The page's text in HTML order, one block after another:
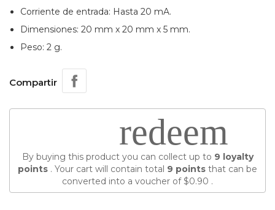
Corriente de entrada: Hasta 20 mA.
Dimensiones: 20 mm x 20 mm x 5 mm.
Peso: 2 g.
Compartir
redeem
By buying this product you can collect up to 9 loyalty
points . Your cart will contain total 9 points that can be
converted into a voucher of$0.90 .